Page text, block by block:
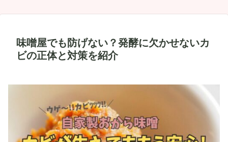
味噌屋でも防げない？発酵に欠かせないカ
ビの正体と対策を紹介